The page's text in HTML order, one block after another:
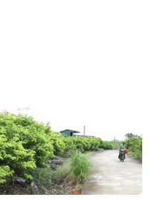
tác giả/nhóm tác giả với
phát thanh, truyền hình)
1 giải A, 1 giải B, 2